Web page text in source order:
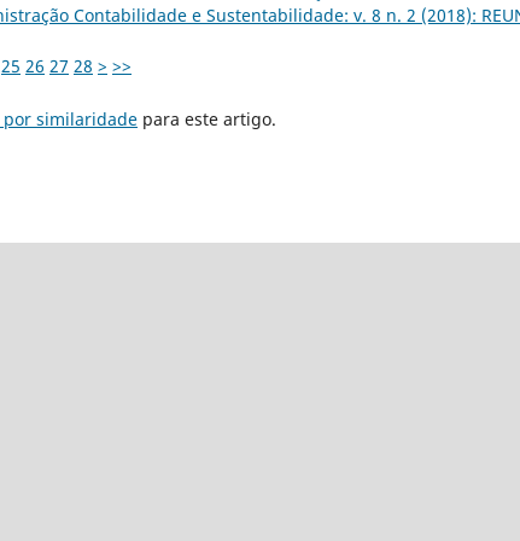
Contabilidade e Sustentabilidade: v. 8 n. 2 (2018):
25 26 27 28 > >>
por similaridade para este artigo.